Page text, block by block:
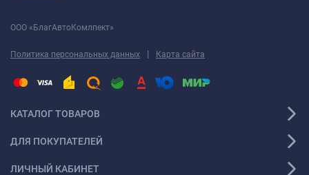
ООО «БлагАвтоКомлпект»
Политика персональных данных | Карта сайта
КАТАЛОГ ТОВАРОВ
ДЛЯ ПОКУПАТЕЛЕЙ
ЛИЧНЫЙ КАБИНЕТ